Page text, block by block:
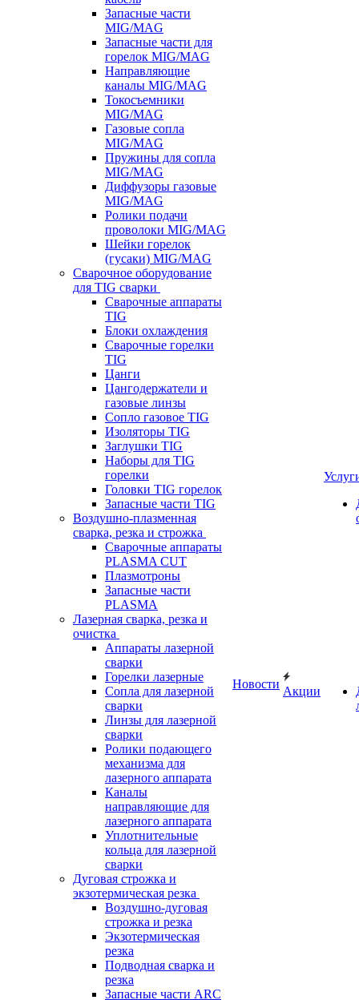
Запасные части
MIG/MAG
Запасные части для
горелок MIG/MAG
Направляющие
каналы MIG/MAG
Токосъемники
MIG/MAG
Газовые сопла
MIG/MAG
Пружины для сопла
MIG/MAG
Диффузоры газовые
MIG/MAG
Ролики подачи
проволоки MIG/MAG
Шейки горелок
(гусаки) MIG/MAG
Сварочное оборудование
для TIG сварки
Сварочные аппараты
TIG
Блоки охлаждения
Сварочные горелки
TIG
Цанги
Цангодержатели и
газовые линзы
Сопло газовое TIG
Изоляторы TIG
Заглушки TIG
Наборы для TIG
горелки
Головки TIG горелок
Запасные части TIG
Воздушно-плазменная
сварка, резка и строжка
Сварочные аппараты
PLASMA CUT
Плазмотроны
Запасные части
PLASMA
Лазерная сварка, резка и
очистка
Аппараты лазерной
сварки
Горелки лазерные
Сопла для лазерной
сварки
Линзы для лазерной
сварки
Ролики подающего
механизма для
лазерного аппарата
Каналы
направляющие для
лазерного аппарата
Уплотнительные
кольца для лазерной
сварки
Дуговая строжка и
экзотермическая резка
Воздушно-дуговая
строжка и резка
Экзотермическая
резка
Подводная сварка и
резка
Запасные части ARC
Новости
Акции